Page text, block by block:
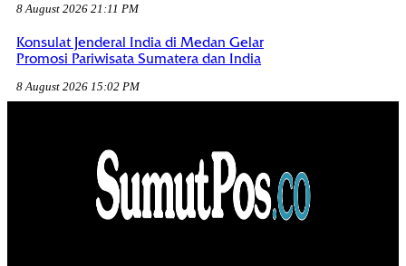
8 August 2026 21:11 PM
Konsulat Jenderal India di Medan Gelar
Promosi Pariwisata Sumatera dan India
8 August 2026 15:02 PM